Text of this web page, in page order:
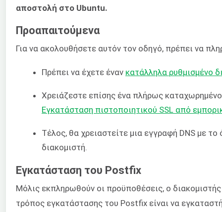
αποστολή στο Ubuntu.
Προαπαιτούμενα
Για να ακολουθήσετε αυτόν τον οδηγό, πρέπει να
Πρέπει να έχετε έναν κατάλληλα ρυθμισμένο
Χρειάζεστε επίσης ένα πλήρως
Εγκατάσταση πιστοποιητικού SSL από
Τέλος, θα χρειαστείτε μια εγγραφή DNS με
διακομιστή.
Εγκατάσταση του Postfix
Μόλις εκπληρωθούν οι προϋποθέσεις, ο
τρόπος εγκατάστασης του Postfix είναι να